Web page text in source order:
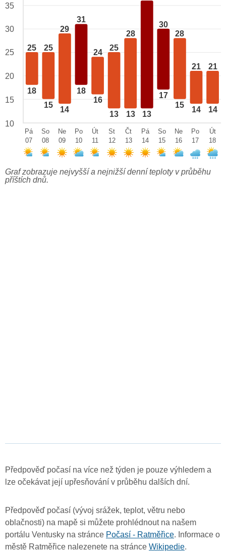
25
18
25
15
29
14
31
18
24
16
25
13
28
13 13
30
17
28
15
21
14
21
14
35
30
25
20
15
10
Pá
07
So
08
Ne
09
Po
10
Út
11
St
12
Čt
13
Pá
14
So
15
Ne
16
Po
17
Út
18
Graf zobrazuje nejvyšší a nejnižší denní teploty v průběhu
příštích dnů.
Předpověď počasí na více než týden je pouze výhledem a
lze očekávat její upřesňování v průběhu dalších dní.
Předpověď počasí (vývoj srážek, teplot, větru nebo
oblačnosti) na mapě si můžete prohlédnout na našem
portálu Ventusky na stránce Počasí - Ratměřice. Informace o
městě Ratměřice nalezenete na stránce Wikipedie.